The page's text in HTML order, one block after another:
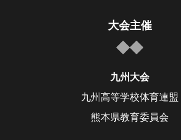
大会主催
九州大会
九州高等学校体育連盟
熊本県教育委員会